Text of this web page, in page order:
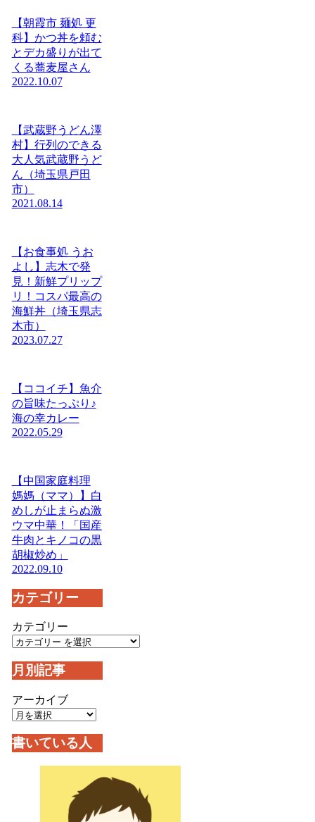
【朝霞市 麺処 更
科】かつ丼を頼む
とデカ盛りが出て
くる蕎麦屋さん
2022.10.07
【武蔵野うどん澤
村】行列のできる
大人気武蔵野うど
ん（埼玉県戸田
市）
2021.08.14
【お食事処 うお
よし】志木で発
見！新鮮プリップ
リ！コスパ最高の
海鮮丼（埼玉県志
木市）
2023.07.27
【ココイチ】魚介
の旨味たっぷり♪
海の幸カレー
2022.05.29
【中国家庭料理
媽媽（ママ）】白
めしが止まらぬ激
ウマ中華！「国産
牛肉とキノコの黒
胡椒炒め」
2022.09.10
カテゴリー
カテゴリー
月別記事
アーカイブ
書いている人